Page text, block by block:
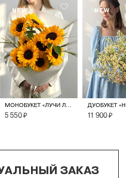
NEW
МОНОБУКЕТ «ЛУЧИ ЛЕТА»
5 550 ₽
NEW
11 900 ₽
ЗАКАЗ